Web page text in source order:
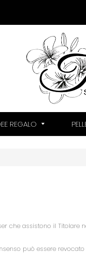
REGALO
assistono il Titolare
può essere